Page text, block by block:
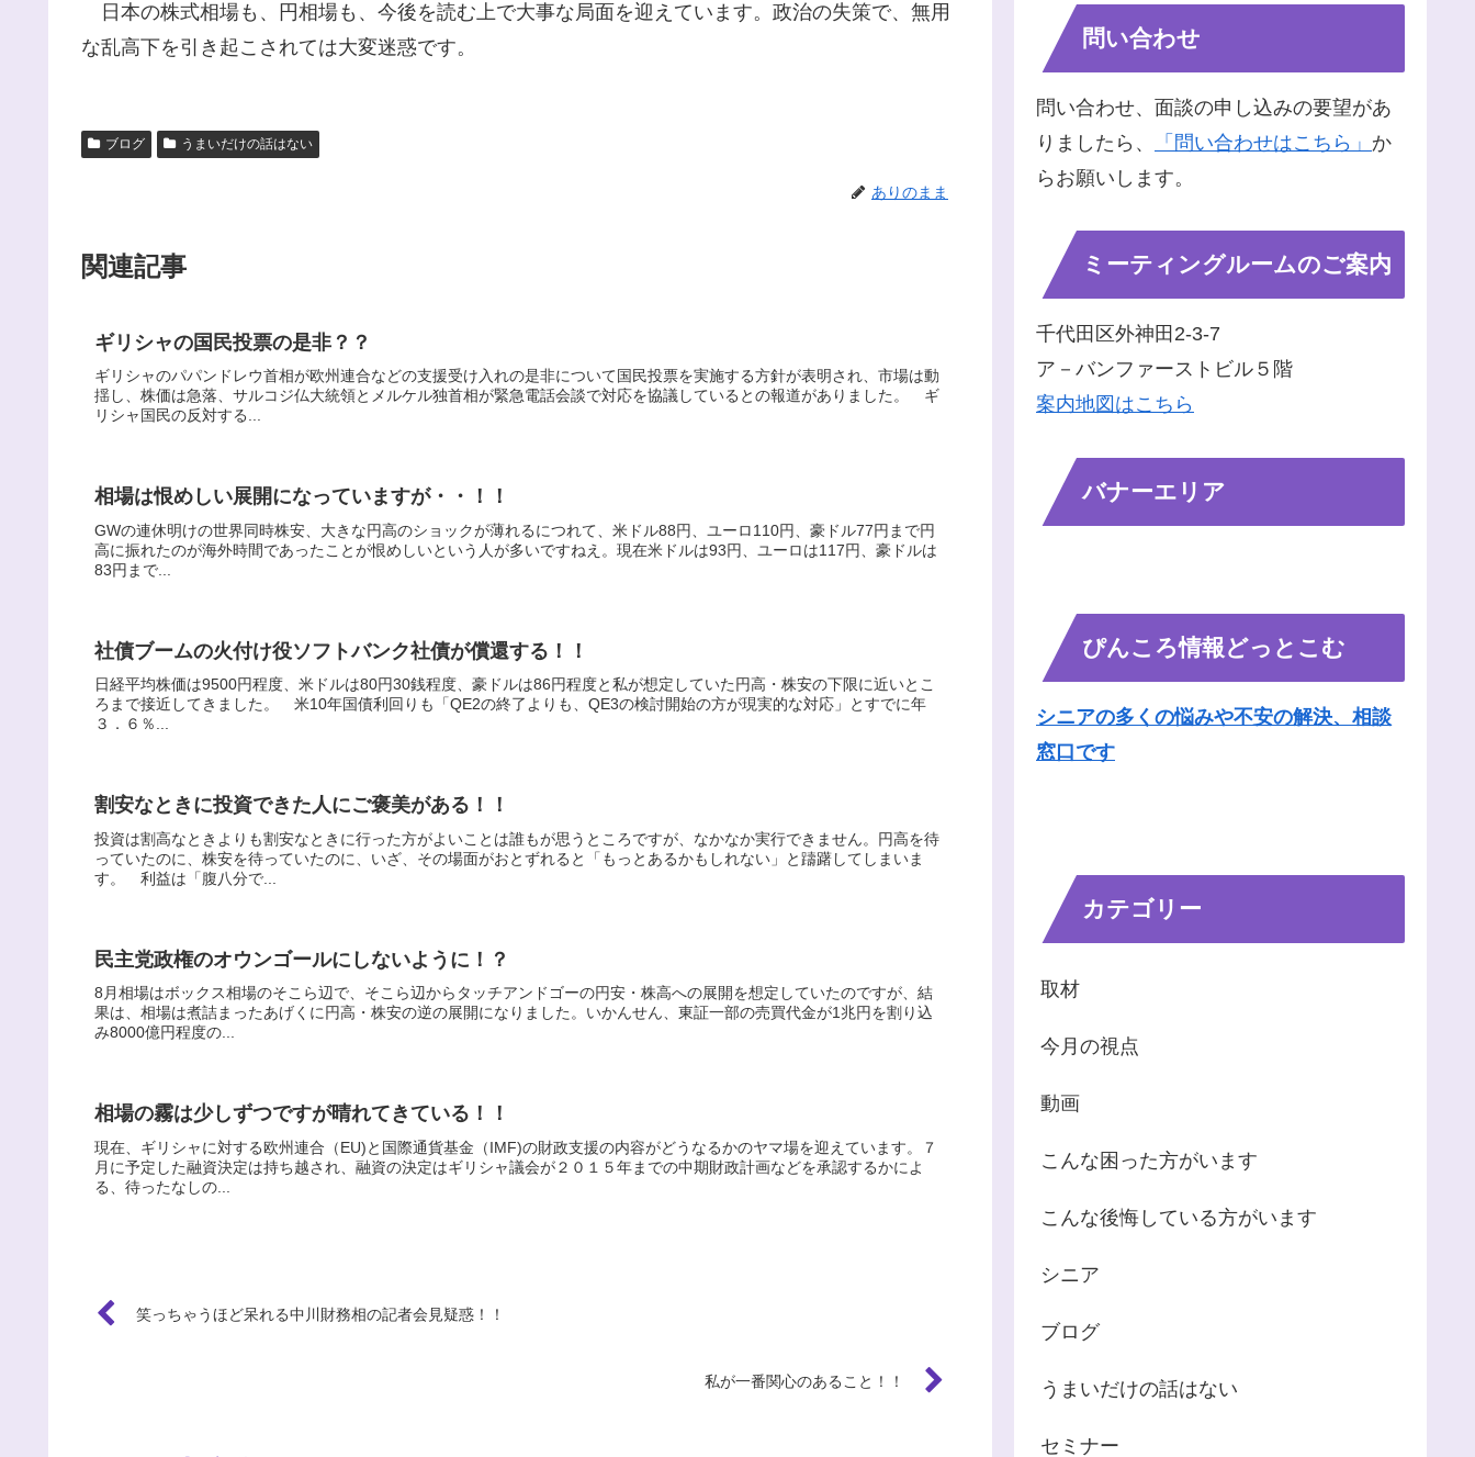
日本の株式相場も、円相場も、今後を読む上で大事な局面を迎えています。政治の失策で、無用
な乱高下を引き起こされては大変迷惑です。
ブログ うまいだけの話はない
ありのまま
関連記事
ギリシャの国民投票の是非？？
ギリシャのパパンドレウ首相が欧州連合などの支援受け入れの是非について国民投票を実施する方針が表明され、市場は動
揺し、株価は急落、サルコジ仏大統領とメルケル独首相が緊急電話会談で対応を協議しているとの報道がありました。 ギ
リシャ国民の反対する...
相場は恨めしい展開になっていますが・・！！
GWの連休明けの世界同時株安、大きな円高のショックが薄れるにつれて、米ドル88円、ユーロ110円、豪ドル77円まで円
高に振れたのが海外時間であったことが恨めしいという人が多いですねえ。現在米ドルは93円、ユーロは117円、豪ドルは
83円まで...
社債ブームの火付け役ソフトバンク社債が償還する！！
日経平均株価は9500円程度、米ドルは80円30銭程度、豪ドルは86円程度と私が想定していた円高・株安の下限に近いとこ
ろまで接近してきました。 米10年国債利回りも「QE2の終了よりも、QE3の検討開始の方が現実的な対応」とすでに年
３．６％...
割安なときに投資できた人にご褒美がある！！
投資は割高なときよりも割安なときに行った方がよいことは誰もが思うところですが、なかなか実行できません。円高を待
っていたのに、株安を待っていたのに、いざ、その場面がおとずれると「もっとあるかもしれない」と躊躇してしまいま
す。 利益は「腹八分で...
民主党政権のオウンゴールにしないように！？
8月相場はボックス相場のそこら辺で、そこら辺からタッチアンドゴーの円安・株高への展開を想定していたのですが、結
果は、相場は煮詰まったあげくに円高・株安の逆の展開になりました。いかんせん、東証一部の売買代金が1兆円を割り込
み8000億円程度の...
相場の霧は少しずつですが晴れてきている！！
現在、ギリシャに対する欧州連合（EU)と国際通貨基金（IMF)の財政支援の内容がどうなるかのヤマ場を迎えています。７
月に予定した融資決定は持ち越され、融資の決定はギリシャ議会が２０１５年までの中期財政計画などを承認するかによ
る、待ったなしの...
笑っちゃうほど呆れる中川財務相の記者会見疑惑！！
私が一番関心のあること！！
問い合わせ
問い合わせ、面談の申し込みの要望があ
りましたら、
「問い合わせはこちら」 か
らお願いします。
ミーティングルームのご案内
千代田区外神田2-3-7
ア－バンファーストビル５階
案内地図はこちら
バナーエリア
ぴんころ情報どっとこむ
シニアの多くの悩みや不安の解決、相談
窓口です
カテゴリー
取材
今月の視点
動画
こんな困った方がいます
こんな後悔している方がいます
シニア
ブログ
うまいだけの話はない
セミナー